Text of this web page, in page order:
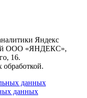
Яндекс
ООО «ЯНДЕКС»,
16.
обработкой.
данных
данных